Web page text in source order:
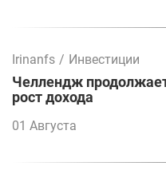
Irinanfs / Инвестиции
Челлендж
рост дохода
01 Августа